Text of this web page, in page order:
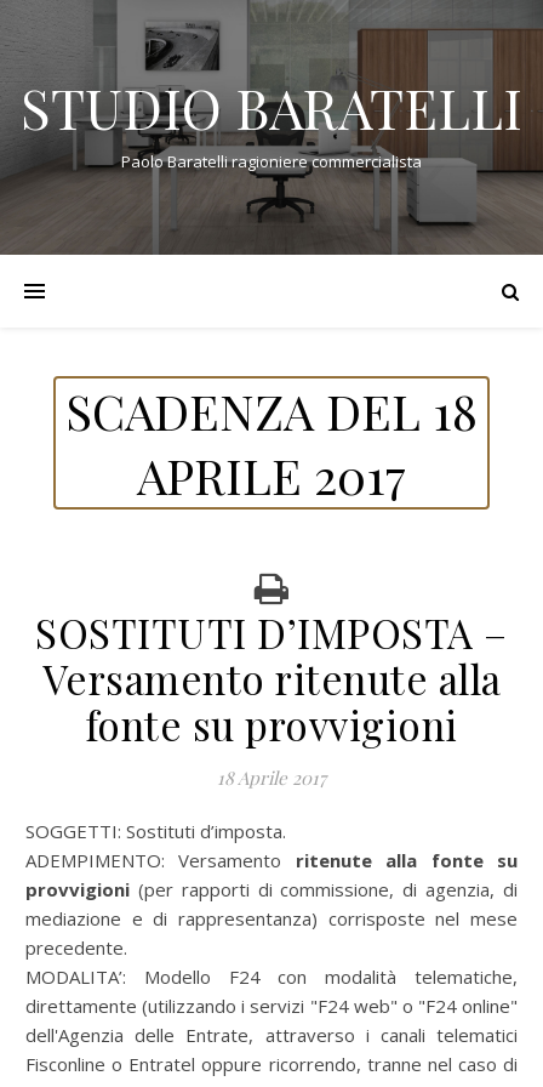
STUDIO BARATELLI
Paolo Baratelli ragioniere commercialista
SCADENZA DEL 18
APRILE 2017
SOSTITUTI D’IMPOSTA –
Versamento ritenute alla
fonte su provvigioni
18 Aprile 2017
SOGGETTI: Sostituti d’imposta.
ADEMPIMENTO: Versamento ritenute alla fonte su
provvigioni (per rapporti di commissione, di agenzia, di
mediazione e di rappresentanza) corrisposte nel mese
precedente.
MODALITA’: Modello F24 con modalità telematiche,
direttamente (utilizzando i servizi "F24 web" o "F24 online"
dell'Agenzia delle Entrate, attraverso i canali telematici
Fisconline o Entratel oppure ricorrendo, tranne nel caso di